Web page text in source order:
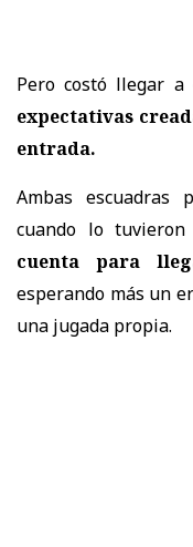
Pero costó llegar
expectativas
entrada.
Ambas
cuando lo
cuenta para
esperando más un
una jugada propia.